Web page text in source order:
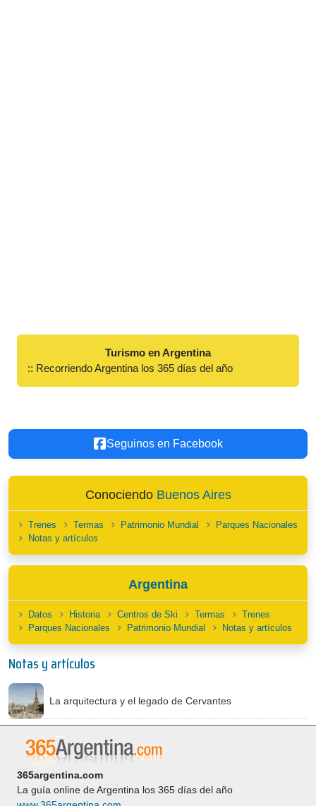
Turismo en Argentina
:: Recorriendo Argentina los 365 días del año
Seguinos en Facebook
Conociendo Buenos Aires
Trenes Termas Patrimonio Mundial
Parques Nacionales
Notas y artículos
Argentina
Datos Historia Centros de Ski Termas
Trenes
Parques Nacionales
Patrimonio Mundial Notas y artículos
Notas y artículos
La arquitectura y el legado de Cervantes
365argentina.com
La guía online de Argentina los 365 días del año